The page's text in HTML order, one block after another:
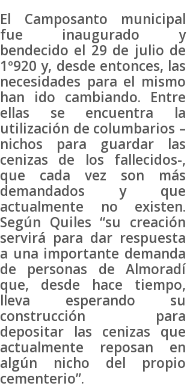
El Camposanto municipal
fue inaugurado y
bendecido el 29 de julio de
1º920 y, desde entonces, las
necesidades para el mismo
han ido cambiando. Entre
ellas se encuentra la
utilización de columbarios –
nichos para guardar las
cenizas de los fallecidos-,
que cada vez son más
demandados y que
actualmente no existen.
Según Quiles “su creación
servirá para dar respuesta
a una importante demanda
de personas de Almoradí
que, desde hace tiempo,
lleva esperando su
construcción para
depositar las cenizas que
actualmente reposan en
algún nicho del propio
cementerio”.